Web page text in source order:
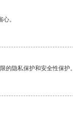
。
的隐私保护和安全性保护。